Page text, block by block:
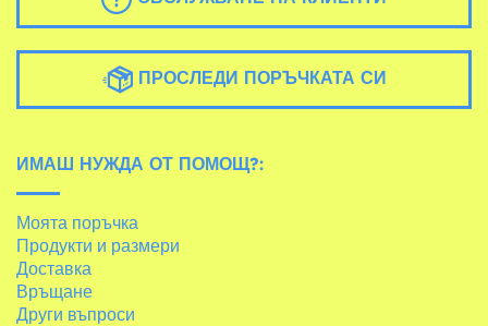
ПРОСЛЕДИ ПОРЪЧКАТА СИ
ИМАШ НУЖДА ОТ ПОМОЩ?:
Моята поръчка
Продукти и размери
Доставка
Връщане
Други въпроси